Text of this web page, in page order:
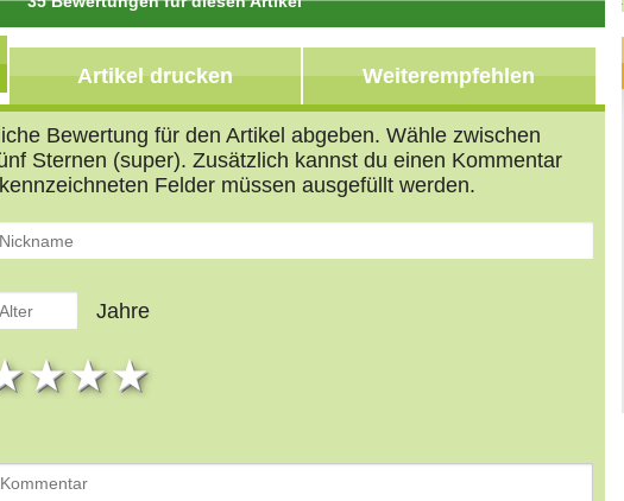
Artikel drucken Weiterempfehlen
Bewertung für den Artikel abgeben. Wähle zwischen
Sternen (super). Zusätzlich kannst du einen Kommentar
Felder müssen ausgefüllt werden.
Jahre
4 stars
3 stars
2 stars
star